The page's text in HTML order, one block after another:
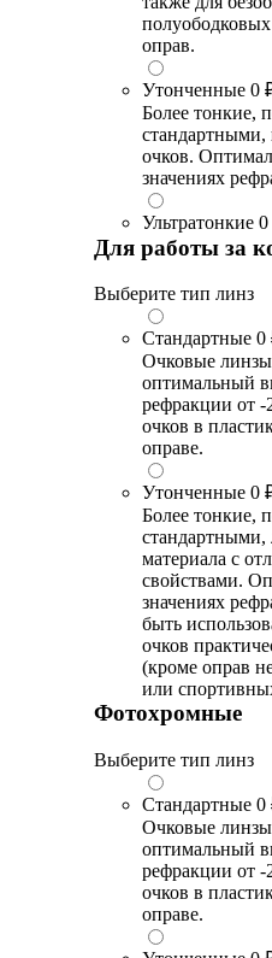
оправ.
Утонченные 0
Более тонкие,
очков.
значениях
Ультратонкие
Для работы за
Выберите тип линз
Стандартные 0
Очковые
оптимальный
рефракции от -
очков в
оправе.
Утонченные 0
Более тонкие,
стандартными,
материала с
свойствами.
значениях
быть
очков
(кроме оправ
или
Фотохромные
Выберите тип линз
Стандартные 0
Очковые
оптимальный
рефракции от -
очков в
оправе.